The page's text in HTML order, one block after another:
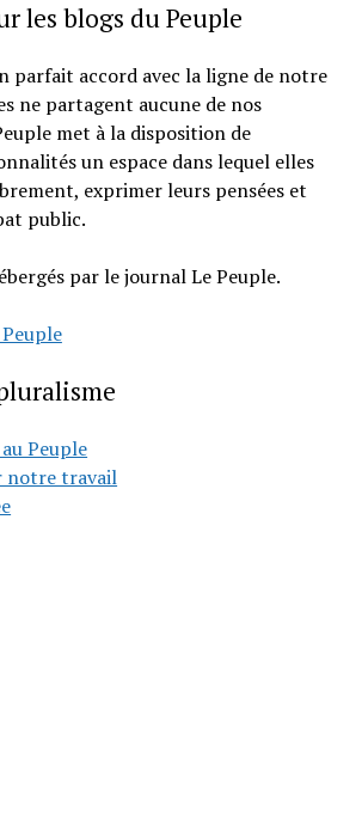
les blogs du Peuple
parfait accord avec la ligne de notre
ne partagent aucune de nos
met à la disposition de
un espace dans lequel elles
exprimer leurs pensées et
public.
par le journal Le Peuple.
Peuple
notre travail